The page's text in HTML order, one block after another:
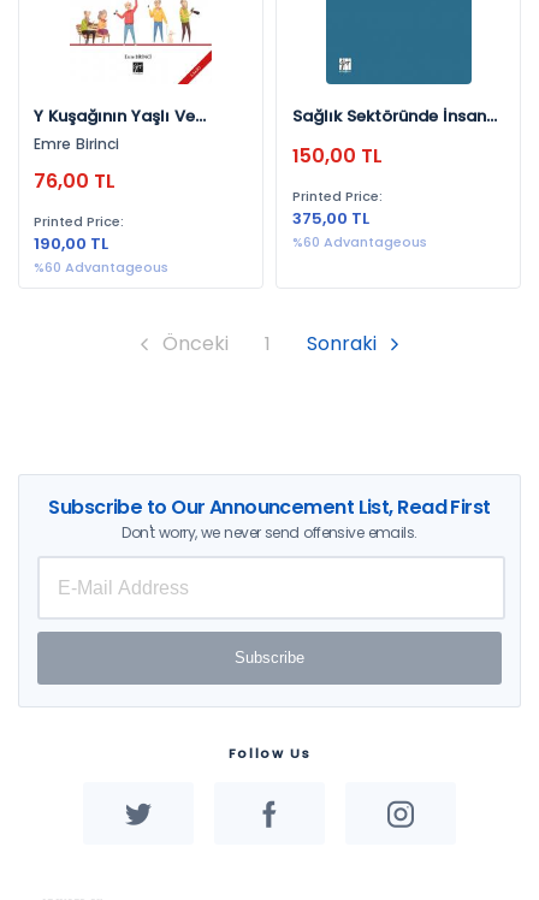
Y Kuşağının Yaşlı Ve
Yaşlılık Algısı
Emre Birinci
76,00 TL
Printed Price:
190,00 TL
%60 Advantageous
Sağlık Sektöründe İnsan
150,00 TL
Printed Price:
375,00 TL
%60 Advantageous
Önceki 1 Sonraki
Subscribe to Our Announcement List, Read First
Don't worry, we never send offensive emails.
Subscribe
Follow Us